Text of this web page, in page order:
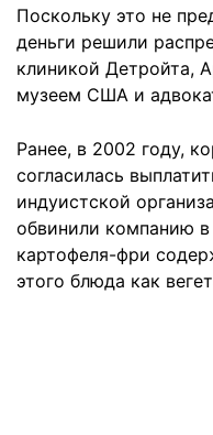
Поскольку это не
деньги решили
клиникой Детройта,
музеем США и
Ранее, в 2002 году,
согласилась
индуистской
обвинили компанию
картофеля-фри
этого блюда как